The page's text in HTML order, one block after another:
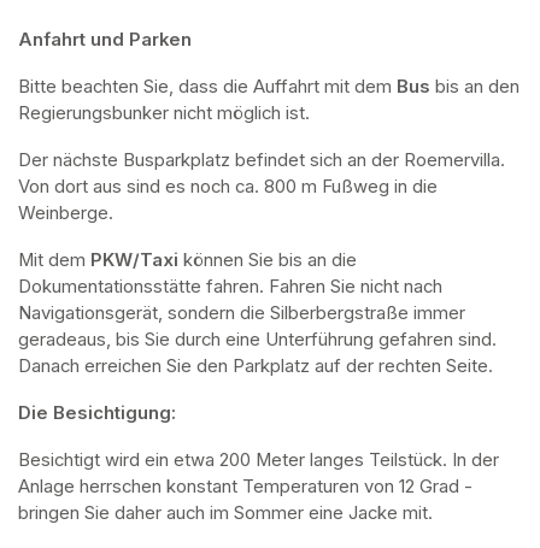
Anfahrt und Parken
Bitte beachten Sie, dass die Auffahrt mit dem Bus bis an den
Regierungsbunker nicht möglich ist.
Der nächste Busparkplatz befindet sich an der Roemervilla.
Von dort aus sind es noch ca. 800 m Fußweg in die
Weinberge.
Mit dem PKW/Taxi können Sie bis an die
Dokumentationsstätte fahren. Fahren Sie nicht nach
Navigationsgerät, sondern die Silberbergstraße immer
geradeaus, bis Sie durch eine Unterführung gefahren sind.
Danach erreichen Sie den Parkplatz auf der rechten Seite.
Die Besichtigung:
Besichtigt wird ein etwa 200 Meter langes Teilstück. In der
Anlage herrschen konstant Temperaturen von 12 Grad -
bringen Sie daher auch im Sommer eine Jacke mit.